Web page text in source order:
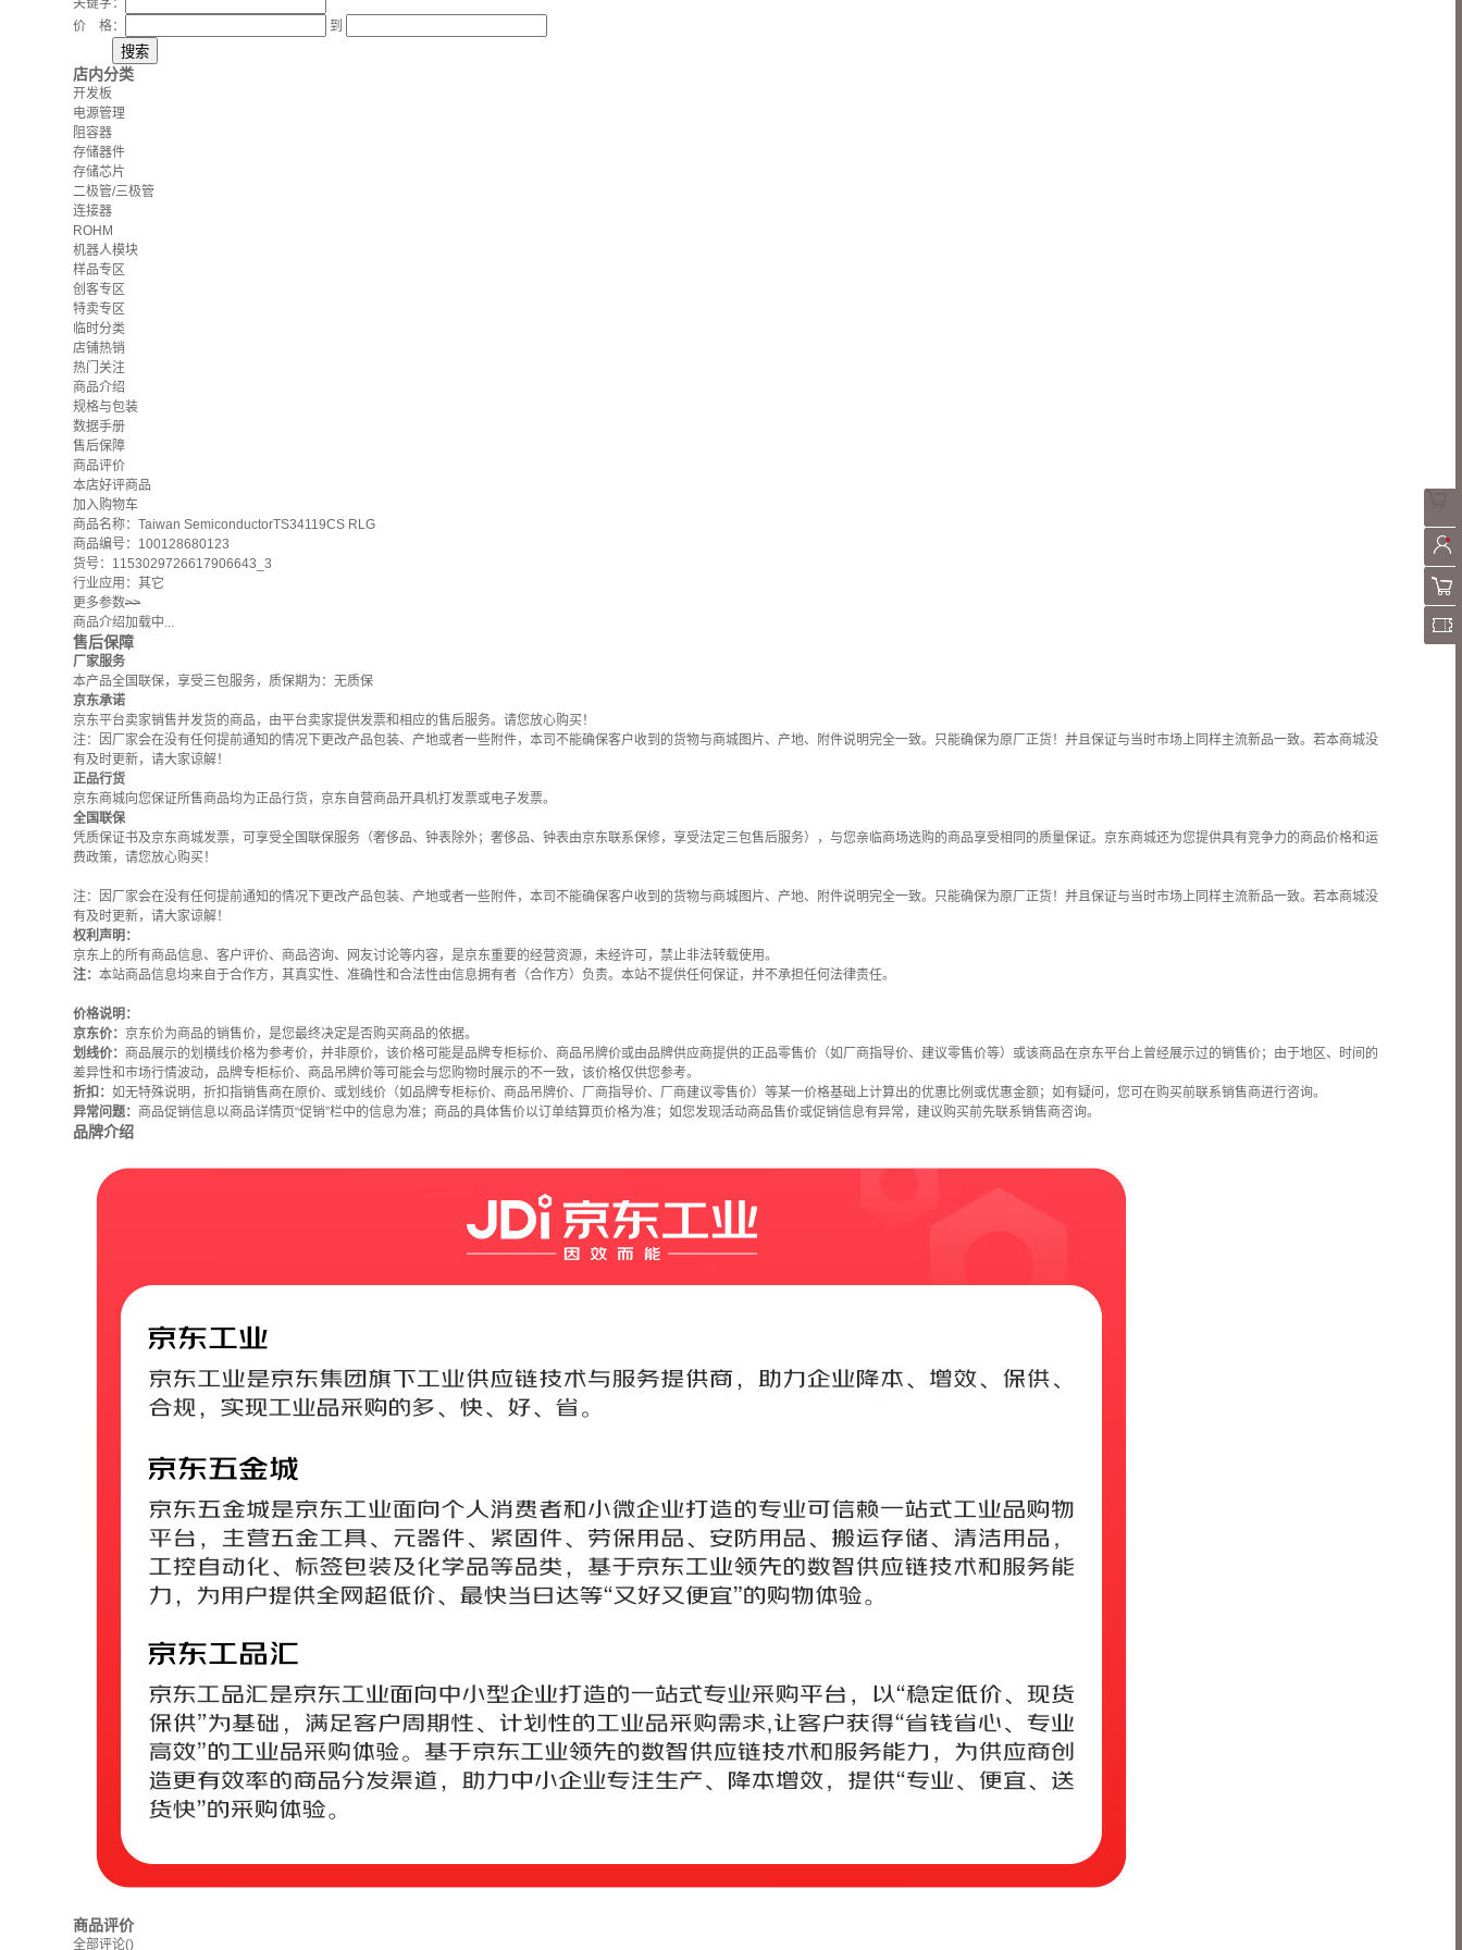
关键字：
价 格：
到
店内分类
开发板
电源管理
阻容器
存储器件
存储芯片
二极管/三极管
连接器
ROHM
机器人模块
样品专区
创客专区
特卖专区
临时分类
店铺热销
热门关注
商品介绍
规格与包装
数据手册
售后保障
商品评价
本店好评商品
加入购物车
商品名称：Taiwan SemiconductorTS34119CS RLG
商品编号：100128680123
货号：1153029726617906643_3
行业应用：其它
更多参数>>
商品介绍加载中...
售后保障
厂家服务
本产品全国联保，享受三包服务，质保期为：无质保
京东承诺
京东平台卖家销售并发货的商品，由平台卖家提供发票和相应的售后服务。请您放心购买！
注：因厂家会在没有任何提前通知的情况下更改产品包装、产地或者一些附件，本司不能确保客户收到的货物与商城图片、产地、附件说明完全一致。只能确保为原厂正货！并且保证与当时市场上同样主流新品一致。若本商城没
有及时更新，请大家谅解！
正品行货
京东商城向您保证所售商品均为正品行货，京东自营商品开具机打发票或电子发票。
全国联保
凭质保证书及京东商城发票，可享受全国联保服务（奢侈品、钟表除外；奢侈品、钟表由京东联系保修，享受法定三包售后服务），与您亲临商场选购的商品享受相同的质量保证。京东商城还为您提供具有竞争力的商品价格和运
费政策，请您放心购买！
注：因厂家会在没有任何提前通知的情况下更改产品包装、产地或者一些附件，本司不能确保客户收到的货物与商城图片、产地、附件说明完全一致。只能确保为原厂正货！并且保证与当时市场上同样主流新品一致。若本商城没
有及时更新，请大家谅解！
权利声明：
京东上的所有商品信息、客户评价、商品咨询、网友讨论等内容，是京东重要的经营资源，未经许可，禁止非法转载使用。
注： 本站商品信息均来自于合作方，其真实性、准确性和合法性由信息拥有者（合作方）负责。本站不提供任何保证，并不承担任何法律责任。
价格说明：
京东价： 京东价为商品的销售价，是您最终决定是否购买商品的依据。
划线价： 商品展示的划横线价格为参考价，并非原价，该价格可能是品牌专柜标价、商品吊牌价或由品牌供应商提供的正品零售价（如厂商指导价、建议零售价等）或该商品在京东平台上曾经展示过的销售价；由于地区、时间的
差异性和市场行情波动，品牌专柜标价、商品吊牌价等可能会与您购物时展示的不一致，该价格仅供您参考。
折扣： 如无特殊说明，折扣指销售商在原价、或划线价（如品牌专柜标价、商品吊牌价、厂商指导价、厂商建议零售价）等某一价格基础上计算出的优惠比例或优惠金额；如有疑问，您可在购买前联系销售商进行咨询。
异常问题： 商品促销信息以商品详情页“促销”栏中的信息为准；商品的具体售价以订单结算页价格为准；如您发现活动商品售价或促销信息有异常，建议购买前先联系销售商咨询。
品牌介绍
商品评价
全部评论()